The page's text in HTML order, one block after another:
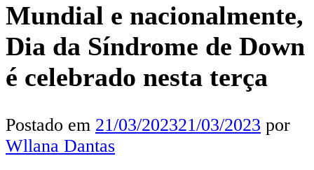
Mundial e nacionalmente,
Dia da Síndrome de Down
é celebrado nesta terça
Postado em 21/03/202321/03/2023 por
Wllana Dantas